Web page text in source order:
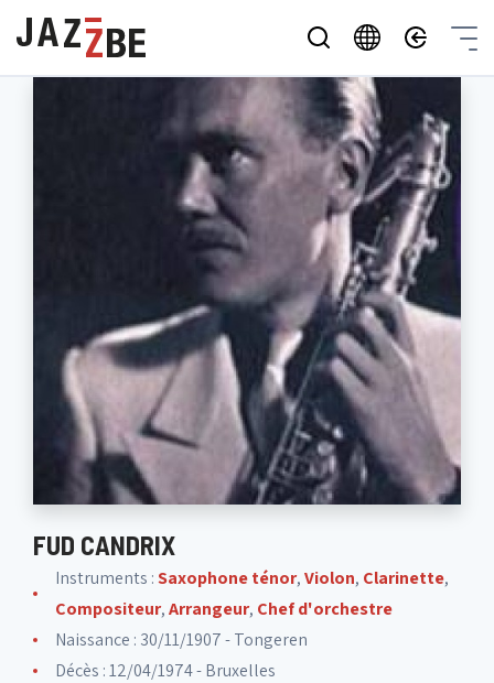
FUD CANDRIX
Instruments :Saxophone ténor,Violon, Clarinette,
Compositeur,Arrangeur, Chef d'orchestre
Naissance : 30/11/1907 - Tongeren
Décès : 12/04/1974 - Bruxelles